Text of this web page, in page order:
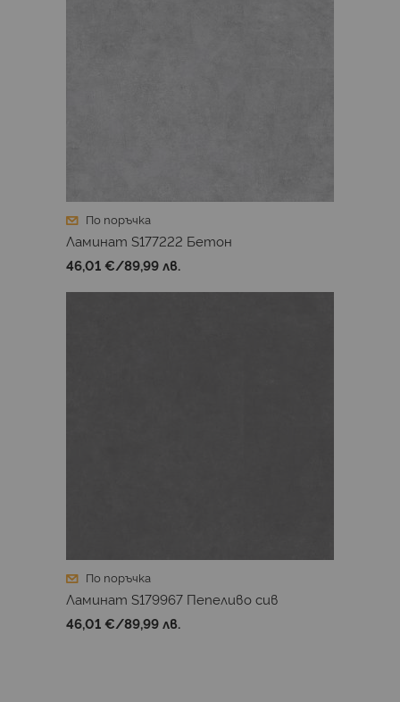
По поръчка
Ламинат S177222 Бетон
46,01 €/89,99 лв.
По поръчка
Ламинат S179967 Пепеливо сив
46,01 €/89,99 лв.